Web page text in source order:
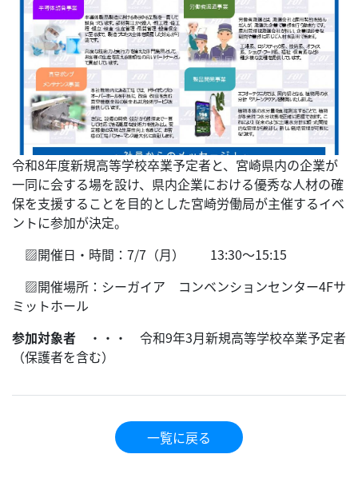
令和8年度新規高等学校卒業予定者と、宮崎県内の企業が
一同に会する場を設け、県内企業における優秀な人材の確
保を支援することを目的とした宮崎労働局が主催するイベ
ントに参加が決定。
▨開催日・時間：7/7（月） 13:30～15:15
▨開催場所：シーガイア コンベンションセンター4Fサ
ミットホール
参加対象者 ・・・ 令和9年3月新規高等学校卒業予定者
（保護者を含む）
一覧に戻る